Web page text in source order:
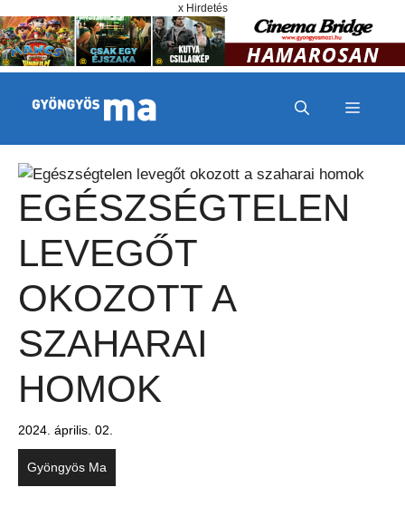
x Hirdetés
MENÜ
EGÉSZSÉGTELEN
LEVEGŐT
OKOZOTT A
SZAHARAI
HOMOK
2024. április. 02.
Gyöngyös Ma